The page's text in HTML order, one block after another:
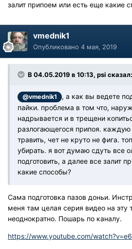
залит припоем или есть еще какие
vmednik1
Опубликовано 4 мая, 2019
В 04.05.2019 в 10:13, psi сказал:
@vmednik1
, а как вы ведете
пайки. проблема в том что,
надрывается и в трещени
разлогающегося припоя. каждую
травить, чет не круто не фига.
убирать. я вот думаю сдуть все
подготовить, а далее все залит
какие способы?
Сама подготовка пазов доньи.
меня там целая серия видео на
неоднократно. Пошарь по каналу.
https://www.youtube.com/